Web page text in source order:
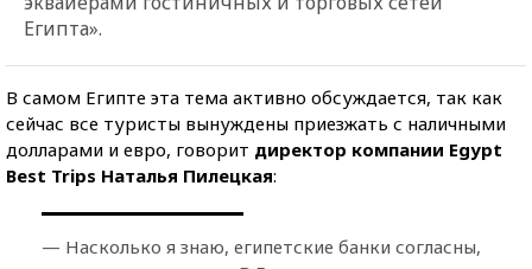
Египта».
В самом Египте эта тема активно обсуждается, так как
сейчас все туристы вынуждены приезжать с наличными
долларами и евро, говорит директор компании Egypt
Best Trips Наталья Пилецкая:
— Насколько я знаю, египетские банки согласны,